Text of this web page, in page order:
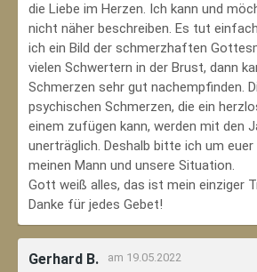
die Liebe im Herzen. Ich kann und
nicht näher beschreiben. Es tut
ich ein Bild der schmerzhaften
vielen Schwertern in der Brust, dann
Schmerzen sehr gut nachempfinden.
psychischen Schmerzen, die ein
einem zufügen kann, werden mit den
unerträglich. Deshalb bitte ich um
meinen Mann und unsere Situation.
Gott weiß alles, das ist mein einziger
Danke für jedes Gebet!
Gerhard B. am 19.05.2022